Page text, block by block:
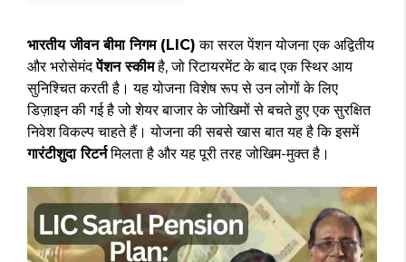
भारतीय जीवन बीमा निगम (LIC) का सरल पेंशन योजना एक अद्वितीय
और भरोसेमंदपेंशन स्कीमहै, जो रिटायरमेंट के बाद एक स्थिर आय
सुनिश्चित करती है। यह योजना विशेष रूप से उन लोगों के लिए
डिज़ाइन की गई है जो शेयर बाजार के जोखिमों से बचते हुए एक सुरक्षित
निवेश विकल्प चाहते हैं। योजना की सबसे खास बात यह है कि इसमें
गारंटीशुदा रिटर्नमिलता है और यह पूरी तरह जोखिम-मुक्त है।